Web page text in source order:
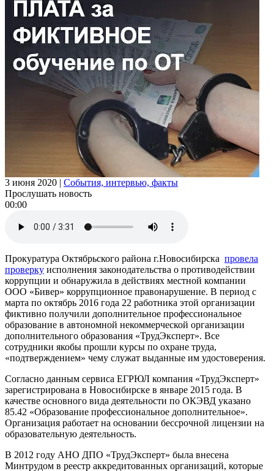
3 июня 2020 | События, интервью, факты
Прослушать новость
00:00
Прокуратура Октябрьского района г.Новосибирска провела
проверку исполнения законодательства о противодействии
коррупции и обнаружила в действиях местной компании
ООО «Бивер» коррупционное правонарушение. В период с
марта по октябрь 2016 года 22 работника этой организации
фиктивно получили дополнительное профессиональное
образование в автономной некоммерческой организации
дополнительного образования «ТрудЭксперт». Все
сотрудники якобы прошли курсы по охране труда,
«подтверждением» чему служат выданные им удостоверения.
Согласно данным сервиса ЕГРЮЛ компания «ТрудЭксперт»
зарегистрирована в Новосибирске в январе 2015 года. В
качестве основного вида деятельности по ОКЭВД указано
85.42 «Образование профессиональное дополнительное».
Организация работает на основании бессрочной лицензии на
образовательную деятельность.
В 2012 году АНО ДПО «ТрудЭксперт» была внесена
Минтрудом в реестр аккредитованных организаций, которые